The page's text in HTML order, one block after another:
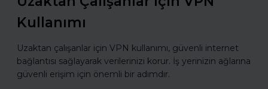
Kullanımı
Uzaktan çalışanlar için VPN kullanımı, güvenli internet
bağlantısı sağlayarak verilerinizi korur. İş yerinizin ağlarına
güvenli erişim için önemli bir adımdır.